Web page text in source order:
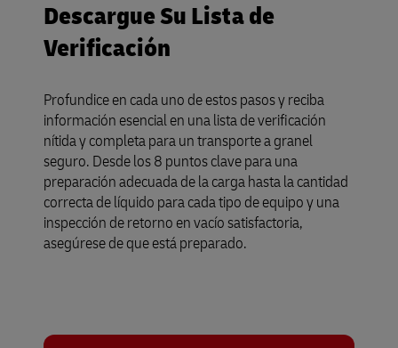
Descargue Su Lista de
Verificación
Profundice en cada uno de estos pasos y reciba
información esencial en una lista de verificación
nítida y completa para un transporte a granel
seguro. Desde los 8 puntos clave para una
preparación adecuada de la carga hasta la cantidad
correcta de líquido para cada tipo de equipo y una
inspección de retorno en vacío satisfactoria,
asegúrese de que está preparado.